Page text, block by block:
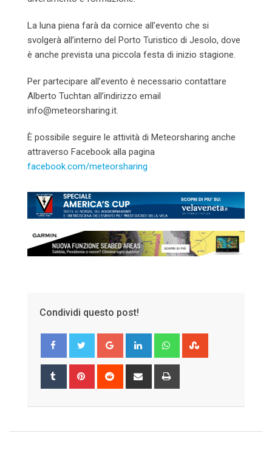
La luna piena farà da cornice all’evento che si
svolgerà all’interno del Porto Turistico di Jesolo, dove
è anche prevista una piccola festa di inizio stagione.
Per partecipare all’evento è necessario contattare
Alberto Tuchtan all’indirizzo email
info@meteorsharing.it.
È possibile seguire le attività di Meteorsharing anche
attraverso Facebook alla pagina
facebook.com/meteorsharing
Condividi questo post!
Google+ LinkedIn Whatsapp
Tumblr Pinterest Reddit
Share